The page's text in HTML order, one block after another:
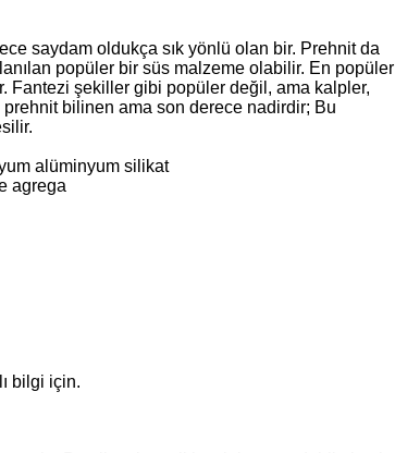
saydam oldukça sık yönlü olan bir. Prehnit da
popüler bir süs malzeme olabilir. En popüler
Fantezi şekiller gibi popüler değil, ama kalpler,
bilinen ama son derece nadirdir; Bu
alüminyum silikat
agrega
bilgi için.